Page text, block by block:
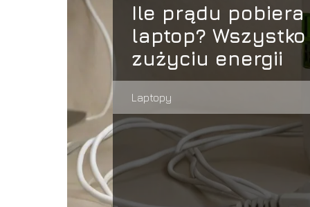
Ile prądu pobiera
laptop?
zużyciu energii
Laptopy